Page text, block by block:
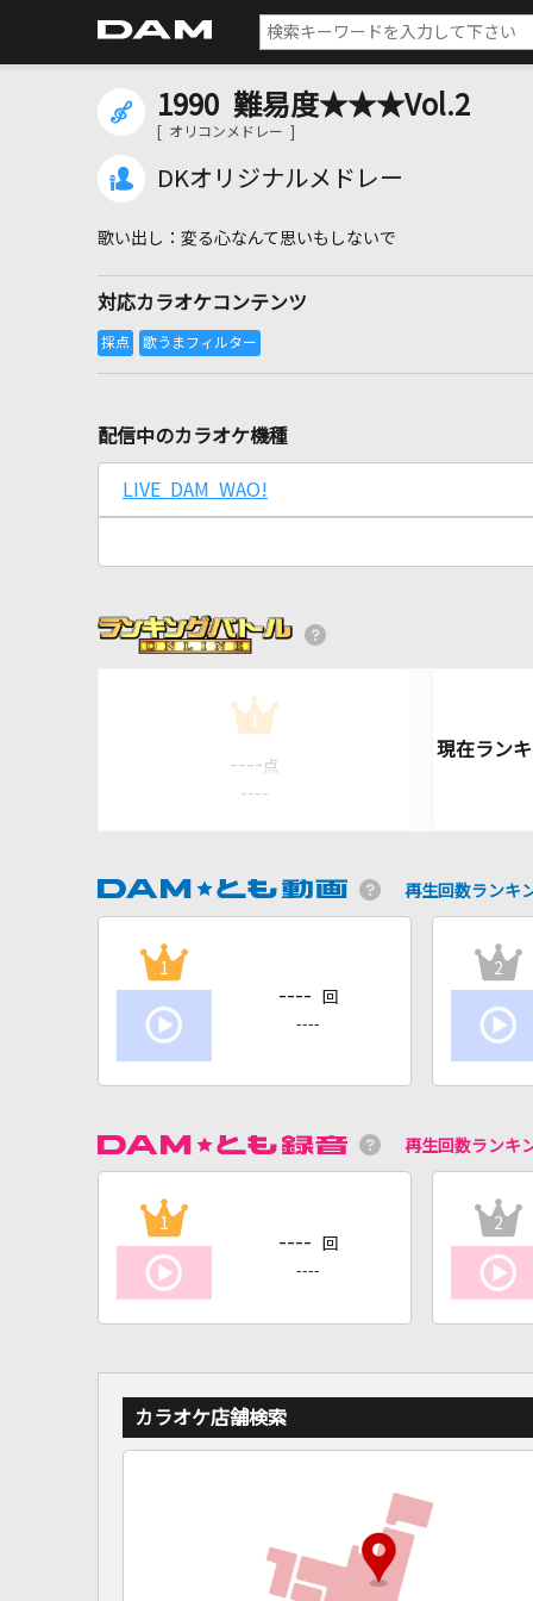
1990 難易度★★★Vol.2
[ オリコンメドレー ]
DKオリジナルメドレー
変る心なんて思いもしないで
対応カラオケコンテンツ
配信中のカラオケ機種
LIVE DAM WAO!
1
---- 点
----
再生回数ランキ
1
---- 回
----
2
再生回数ランキ
1
---- 回
----
2
カラオケ店舗検索